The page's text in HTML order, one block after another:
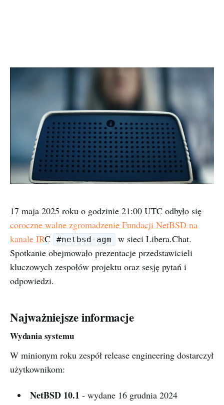
17 maja 2025 roku o godzinie 21:00 UTC odbyło się
coroczne walne zgromadzenie Fundacji NetBSD na
kanale IRC #netbsd-agm
w sieci Libera.Chat.
Spotkanie obejmowało prezentacje przedstawicieli
kluczowych zespołów projektu oraz sesję pytań i
odpowiedzi.
Najważniejsze informacje
Wydania systemu
W minionym roku zespół release engineering dostarczył
użytkownikom:
NetBSD 10.1 - wydane 16 grudnia 2024